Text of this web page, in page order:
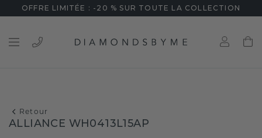
OFFRE LIMITÉE : -20 % SUR TOUTE LA COLLECTION
Retour
ALLIANCE WH0413L15AP